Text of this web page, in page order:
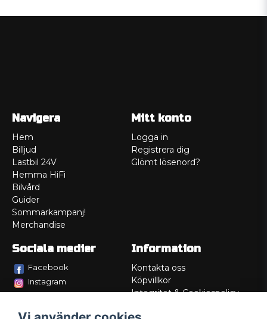
Navigera
Hem
Billjud
Lastbil 24V
Hemma HiFi
Bilvård
Guider
Sommarkampanj!
Merchandise
Mitt konto
Logga in
Registrera dig
Glömt lösenord?
Sociala medier
Facebook
Instagram
Information
Kontakta oss
Köpvillkor
Integritet & Cookiespolicy